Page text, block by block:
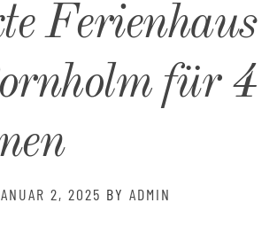
Ferienhaus
für 4
2, 2025 BY ADMIN